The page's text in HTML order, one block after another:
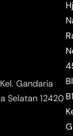
Gandaria
Selatan 12420